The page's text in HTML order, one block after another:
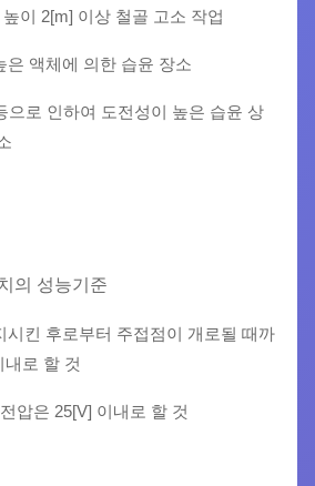
이 2[m] 이상 철골 고소 작업
은 액체에 의한 습윤 장소
으로 인하여 도전성이 높은 습윤 상
의 성능기준
시킨 후로부터 주접점이 개로될 때까
내로 할 것
압은 25[V] 이내로 할 것